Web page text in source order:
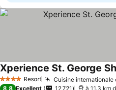
4 Étoiles Resort Cuisine internationale
Xperience St. George
8,8 Excellent 12 721 à 11.3 km